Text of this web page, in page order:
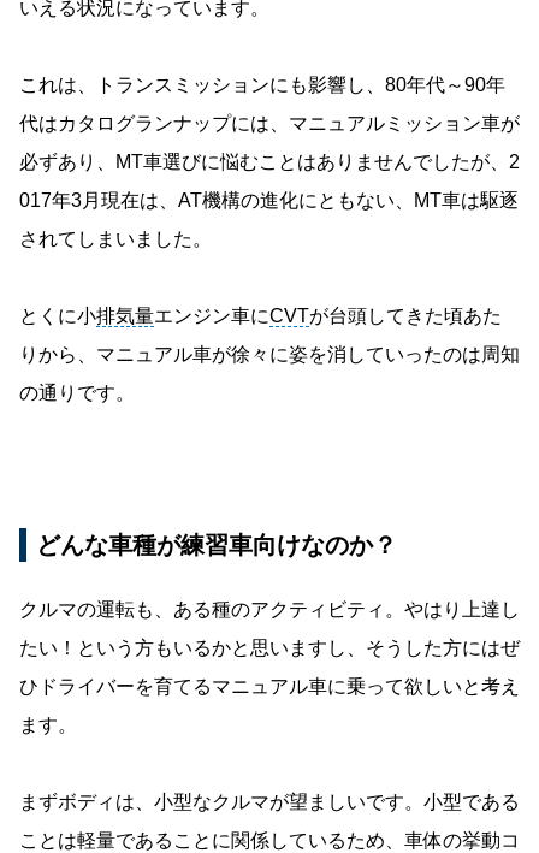
いえる状況になっています。
これは、トランスミッションにも影響し、80年代～90年
代はカタログランナップには、マニュアルミッション車が
必ずあり、MT車選びに悩むことはありませんでしたが、2
017年3月現在は、AT機構の進化にともない、MT車は駆逐
されてしまいました。
とくに小排気量エンジン車にCVTが台頭してきた頃あた
りから、マニュアル車が徐々に姿を消していったのは周知
の通りです。
どんな車種が練習車向けなのか？
クルマの運転も、ある種のアクティビティ。やはり上達し
たい！という方もいるかと思いますし、そうした方にはぜ
ひドライバーを育てるマニュアル車に乗って欲しいと考え
ます。
まずボディは、小型なクルマが望ましいです。小型である
ことは軽量であることに関係しているため、車体の挙動コ